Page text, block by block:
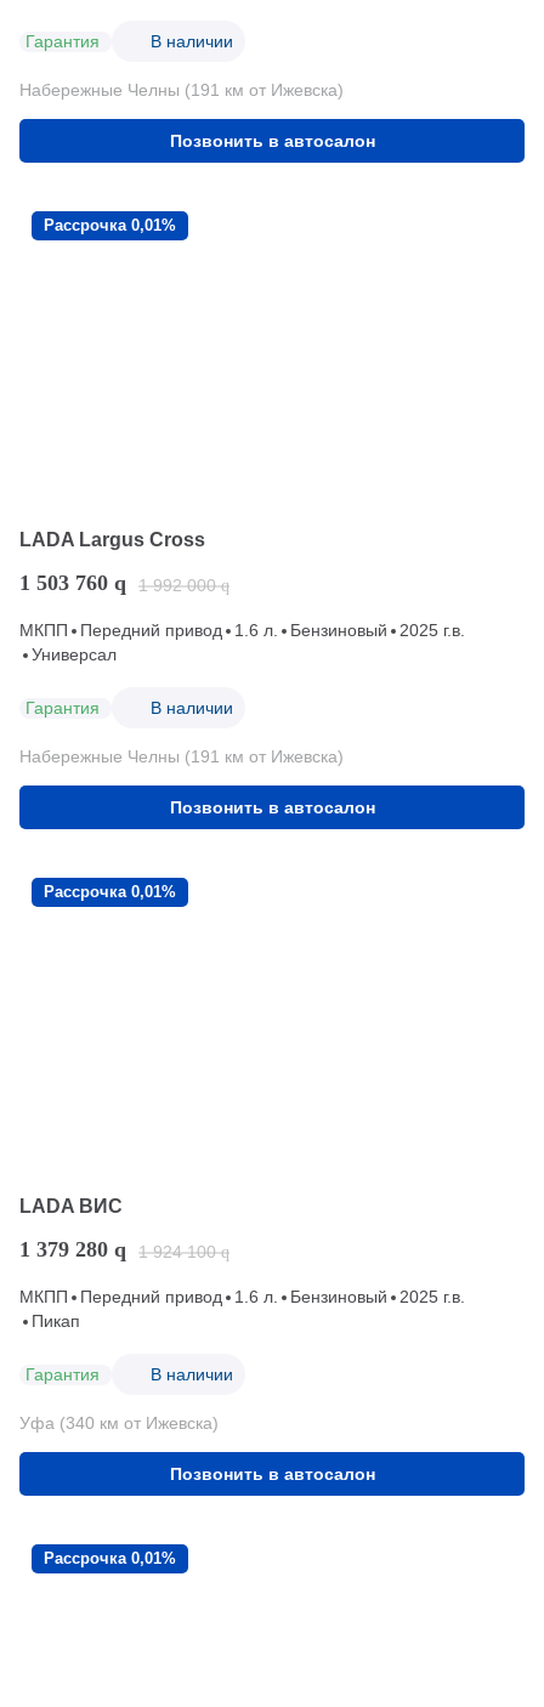
Гарантия В наличии
Набережные Челны (191 км от Ижевска)
Позвонить в автосалон
Рассрочка 0,01%
LADA Largus Cross
1 503 760 q 1 992 000 q
МКПП Передний привод 1.6 л. Бензиновый
2025 г.в.
Универсал
Гарантия В наличии
Набережные Челны (191 км от Ижевска)
Позвонить в автосалон
Рассрочка 0,01%
LADA ВИС
1 379 280 q 1 924 100 q
МКПП Передний привод 1.6 л. Бензиновый
2025 г.в.
Пикап
Гарантия В наличии
Уфа (340 км от Ижевска)
Позвонить в автосалон
Рассрочка 0,01%